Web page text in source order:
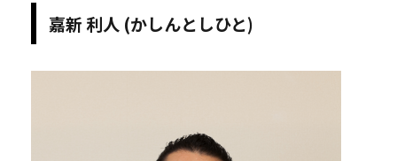
嘉新 利人 (かしんとしひと)